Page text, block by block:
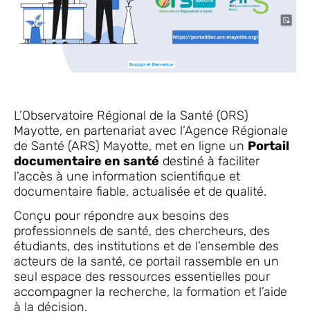
L’Observatoire Régional de la Santé (ORS)
Mayotte, en partenariat avec l’Agence Régionale
de Santé (ARS) Mayotte, met en ligne un Portail
documentaire en santé destiné à faciliter
l’accès à une information scientifique et
documentaire fiable, actualisée et de qualité.
Conçu pour répondre aux besoins des
professionnels de santé, des chercheurs, des
étudiants, des institutions et de l’ensemble des
acteurs de la santé, ce portail rassemble en un
seul espace des ressources essentielles pour
accompagner la recherche, la formation et l’aide
à la décision.